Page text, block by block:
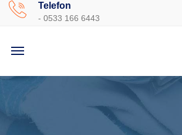
Telefon
- 0533 166 6443